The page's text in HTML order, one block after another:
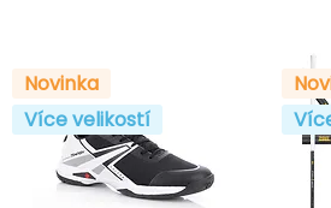
Novinka
Více velikostí